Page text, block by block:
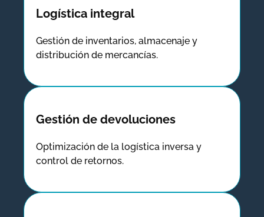
Logística integral
Gestión de inventarios, almacenaje y
distribución de mercancías.
Gestión de devoluciones
Optimización de la logística inversa y
control de retornos.